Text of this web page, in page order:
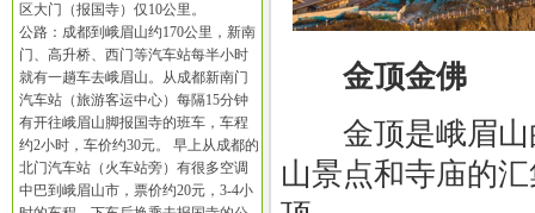
区大门（报国寺）仅10公里。
公路：成都到峨眉山约170公里，新南
门、高升桥、西门等汽车站每半小时
就有一趟车去峨眉山。从成都新南门
汽车站（旅游客运中心）每隔15分钟
有开往峨眉山脚报国寺的班车，车程
约2小时，车价约30元。 早上从成都的
北门汽车站（火车站旁）有很多空调
中巴到峨眉山市，票价约20元，3-4小
金顶金佛
金顶是峨眉山
山景点和寺庙的